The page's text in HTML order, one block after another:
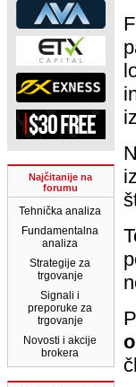
Najčitanije na
forumu
Tehnička analiza
Fundamentalna
analiza
Strategije za
trgovanje
Signali i
preporuke za
trgovanje
Novosti i akcije
brokera